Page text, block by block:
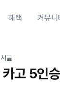
혜택 커뮤니
글
고 5인